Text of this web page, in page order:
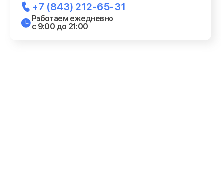
+7 (843) 212-65-31
Работаем ежедневно
с 9:00 до 21:00